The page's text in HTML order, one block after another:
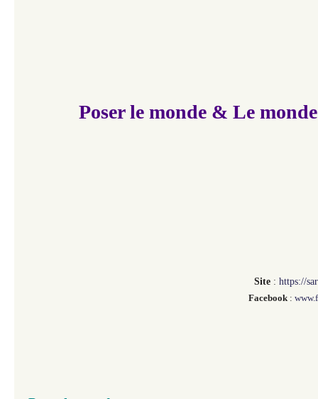
Poser le monde & Le
Site : https://
Facebook :